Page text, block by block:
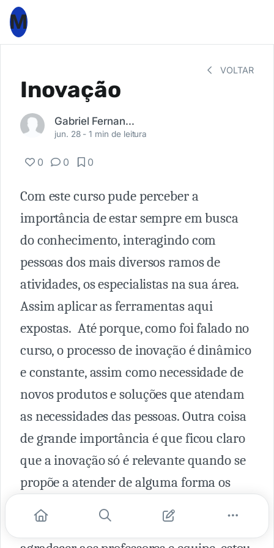
M
VOLTAR
Inovação
Gabriel Fernandes Cristo
jun. 28 -1 min de leitura
0 0 0
Com este curso pude perceber a
importância de estar sempre em busca
do conhecimento, interagindo com
pessoas dos mais diversos ramos de
atividades, os especialistas na sua área.
Assim aplicar as ferramentas aqui
expostas. Até porque, como foi falado no
curso, o processo de inovação é dinâmico
e constante, assim como necessidade de
novos produtos e soluções que atendam
as necessidades das pessoas. Outra coisa
de grande importância é que ficou claro
que a inovação só é relevante quando se
propõe a atender de alguma forma os
aspectos de sustentabilidade, econômica,
social e ambiental. Por fim, quero